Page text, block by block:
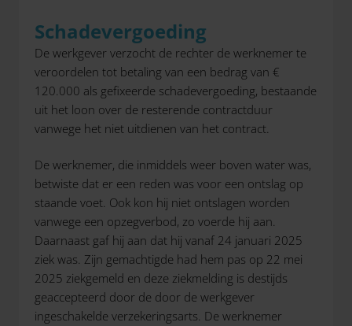
Schadevergoeding
De werkgever verzocht de rechter de werknemer te
veroordelen tot betaling van een bedrag van €
120.000 als gefixeerde schadevergoeding, bestaande
uit het loon over de resterende contractduur
vanwege het niet uitdienen van het contract.
De werknemer, die inmiddels weer boven water was,
betwiste dat er een reden was voor een ontslag op
staande voet. Ook kon hij niet ontslagen worden
vanwege een opzegverbod, zo voerde hij aan.
Daarnaast gaf hij aan dat hij vanaf 24 januari 2025
ziek was. Zijn gemachtigde had hem pas op 22 mei
2025 ziekgemeld en deze ziekmelding is destijds
geaccepteerd door de door de werkgever
ingeschakelde verzekeringsarts. De werknemer